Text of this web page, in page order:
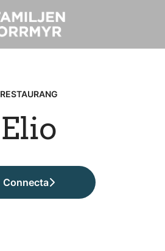
RESTAURANG
Elio
Connecta